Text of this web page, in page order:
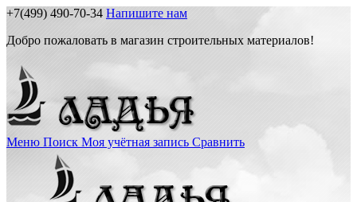
+7(499) 490-70-34 Напишите нам
Добро пожаловать в магазин строительных материалов!
Меню Поиск Моя учётная запись Сравнить